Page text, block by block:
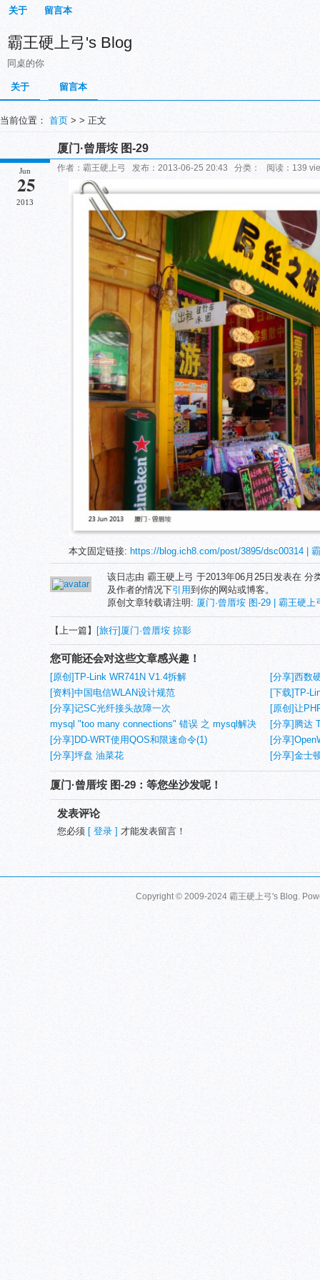
关于 留言本
霸王硬上弓's Blog
同桌的你
关于 留言本
当前位置： 首页 > > 正文
厦门·曾厝垵 图-29
Jun
25
2013
作者：霸王硬上弓 发布：2013-06-25 20:43 分类： 阅读：139
本文固定链接: https://blog.ich8.com/post/3895/dsc00314 |
该日志由 霸王硬上弓 于2013年06月25日发表在 分
及作者的情况下引用到你的网站或博客。
原创文章转载请注明: 厦门·曾厝垵 图-29 | 霸王硬上
【上一篇】 [旅行]厦门·曾厝垵 掠影
您可能还会对这些文章感兴趣！
[原创]TP-Link WR741N V1.4拆解
[分享]西数
[资料]中国电信WLAN设计规范
[下载]TP-
Rel.31116n
[分享]记SC光纤接头故障一次
[原创]让
勾选
mysql "too many connections" 错误 之 mysql解决
方法
[分享]腾达
达 W330A/
[分享]DD-WRT使用QOS和限速命令(1)
[分享
[分享]坪盘 油菜花
[分享]金士
新量产后测
厦门·曾厝垵 图-29：等您坐沙发呢！
发表评论
您必须 [ 登录 ] 才能发表留言！
Copyright © 2009-2024 霸王硬上弓's Blog.